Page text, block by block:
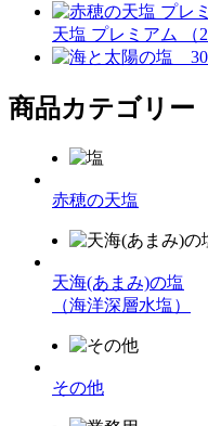
天塩 プレミアム （
商品カテゴリー
赤穂の天塩
天海(あまみ)の塩
（海洋深層水塩）
その他